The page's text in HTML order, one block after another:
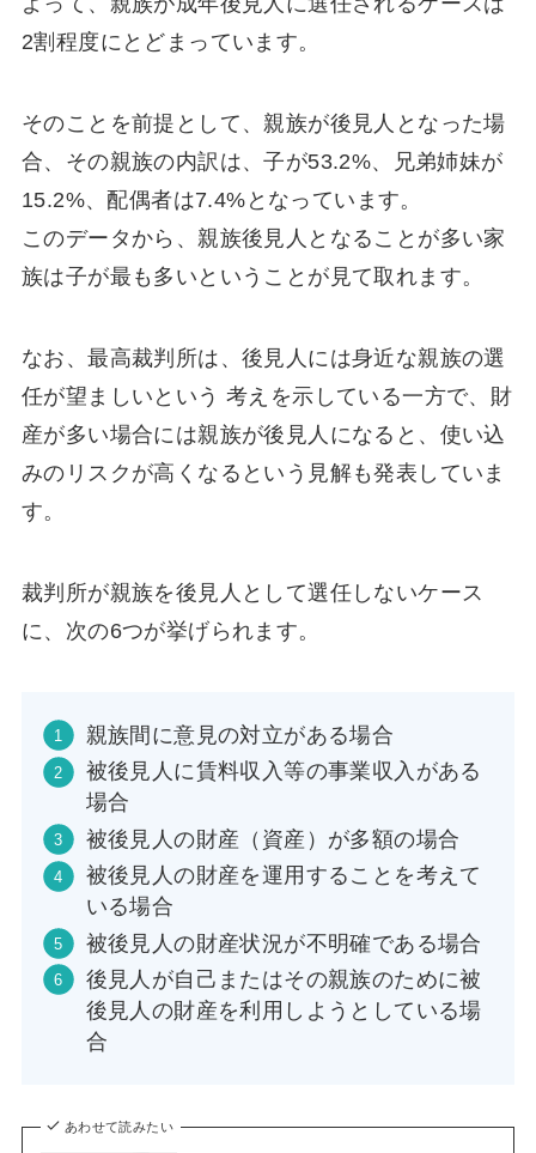
2割程度にとどまっています。
そのことを前提として、親族が後見人となった場
合、その親族の内訳は、子が53.2%、兄弟姉妹が
15.2%、配偶者は7.4%となっています。
このデータから、親族後見人となることが多い家
族は子が最も多いということが見て取れます。
なお、最高裁判所は、後見人には身近な親族の選
任が望ましいという 考えを示している一方で、財
産が多い場合には親族が後見人になると、使い込
みのリスクが高くなるという見解も発表していま
す。
裁判所が親族を後見人として選任しないケース
に、次の6つが挙げられます。
親族間に意見の対立がある場合
被後見人に賃料収入等の事業収入がある
場合
被後見人の財産（資産）が多額の場合
被後見人の財産を運用することを考えて
いる場合
被後見人の財産状況が不明確である場合
後見人が自己またはその親族のために被
後見人の財産を利用しようとしている場
合
あわせて読みたい